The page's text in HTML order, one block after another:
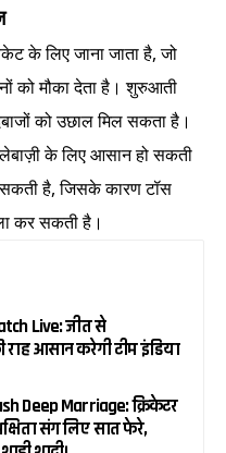
के लिए जाना जाता है, जो
को मौका देता है। शुरुआती
को उछाल मिल सकता है।
के लिए आसान हो सकती
है, जिसके कारण टॉस
कर सकती है।
Live: जीत से
आसान करेगी टीम इंडिया
Deep Marriage: क्रिकेटर
संग लिए सात फेरे,